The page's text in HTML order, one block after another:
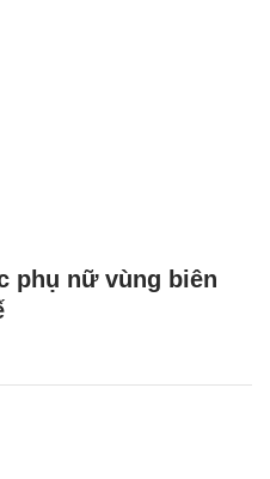
phụ nữ vùng biên